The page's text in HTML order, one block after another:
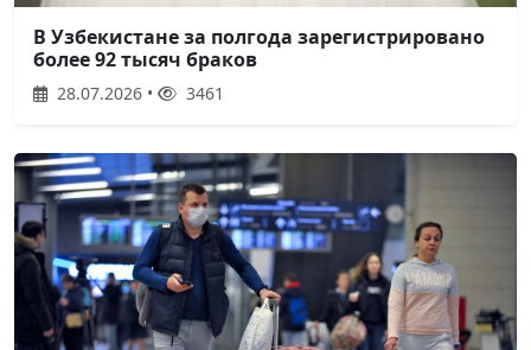
В Узбекистане за полгода зарегистрировано
более 92 тысяч браков
28.07.2026 • 3461